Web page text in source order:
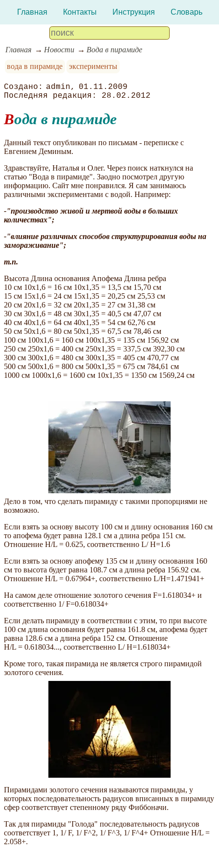
Главная Контакты Инструкция Словарь
Главная Новости
Вода в пирамиде
вода в пирамиде
эксперименты
admin
01.11.2009
28.02.2012
Вода в пирамиде
Данный текст опубликован по письмам - переписке с
Евгением Деминым.
Здравствуйте, Наталья и Олег. Через поиск наткнулся на
статью "Вода в пирамиде". Заодно посмотрел другую
информацию. Сайт мне понравился. Я сам занимаюсь
различными экспериментами с водой. Например:
-"производство живой и мертвой воды в больших
количествах";
-"влияние различных способов структурирования воды на
замораживание";
т.п.
Высота Длина основания Апофема Длина ребра
10 см 10х1,6 = 16 см 10х1,35 = 13,5 см 15,70 см
15 см 15х1,6 = 24 см 15х1,35 = 20,25 см 25,53 см
20 см 20х1,6 = 32 см 20х1,35 = 27 см 31,38 см
30 см 30х1,6 = 48 см 30х1,35 = 40,5 см 47,07 см
40 см 40х1,6 = 64 см 40х1,35 = 54 см 62,76 см
50 см 50х1,6 = 80 см 50х1,35 = 67,5 см 78,46 см
100 см 100х1,6 = 160 см 100х1,35 = 135 см 156,92 см
250 см 250х1,6 = 400 см 250х1,35 = 337,5 см 392,30 см
300 см 300х1,6 = 480 см 300х1,35 = 405 см 470,77 см
500 см 500х1,6 = 800 см 500х1,35 = 675 см 784,61 см
1000 см 1000х1,6 = 1600 см 10х1,35 = 1350 см 1569,24 см
Дело в том, что сделать пирамиду с такими пропорциями не
возможно.
Если взять за основу высоту 100 см и длину основания 160 см
то апофема будет равна 128.1 см а длина ребра 151 см.
Отношение Н/L = 0.625, соответственно L/ Н=1.6
Если взять за основу апофему 135 см и длину основания 160
см то высота будет равна 108.7 см а длина ребра 156.92 см.
Отношение Н/L = 0.67964+, соответственно L/Н=1.471941+
На самом деле отношение золотого сечения F=1.618034+ и
соответственно 1/ F=0.618034+
Если делать пирамиду в соответствии с этим, то при высоте
100 см длина основания будет равна 161.8 см, апофема будет
равна 128.6 см а длина ребра 152 см. Отношение
Н/L = 0.618034..., соответственно L/ Н=1.618034+
Кроме того, такая пирамида не является строго пирамидой
золотого сечения.
Пирамидами золотого сечения называются пирамиды, у
которых последовательность радиусов вписанных в пирамиду
сфер соответствует степенному ряду Фиббоначи.
Так для пирамиды "Голода" последовательность радиусов
соответствует 1, 1/ F, 1/ F^2, 1/ F^3, 1/ F^4+ Отношение Н/L =
2.058+.